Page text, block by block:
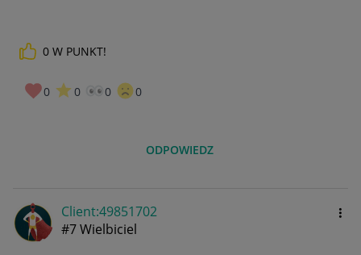
0 W PUNKT!
0 0 0 0
ODPOWIEDZ
Client:49851702
#7 Wielbiciel